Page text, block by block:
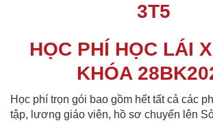
3T5
HỌC PHÍ HỌC LÁI
KHÓA
Học phí trọn gói bao gồm hết tất cả các
tập, lương giáo viên, hồ sơ chuyển lên